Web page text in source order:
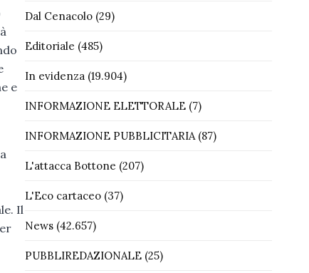
e
Il
Dal Cenacolo(29)
Editoriale (485)
In evidenza(19.904)
INFORMAZIONE ELETTORALE(7)
INFORMAZIONE PUBBLICITARIA(87)
L'attacca Bottone (207)
L'Eco cartaceo(37)
News(42.657)
PUBBLIREDAZIONALE(25)